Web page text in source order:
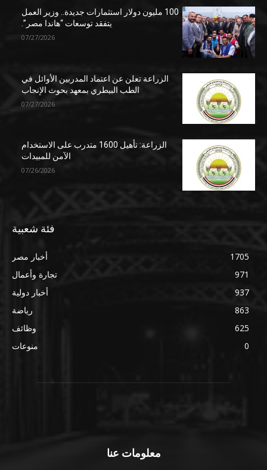
100 مليون دولار استثمارات جديدة.. وزير العمل
يتفقد توسعات “هاندا مصر”.
07/27/2026
الزراعة تعلن عن اعتماد المدربين الأوائل في
الطب البيطري بمعهد بحوث الإنجاب
07/27/2026
الزراعة: تأهيل 1600 متدرب على الاستخدام
الآمن للمبيدات
07/26/2026
فئة شعبية
أخبار مصر
1705
تجارة وأعمال
971
أخبار دولية
937
رياضة
863
وظائف
625
منوعات
0
معلومات عنا